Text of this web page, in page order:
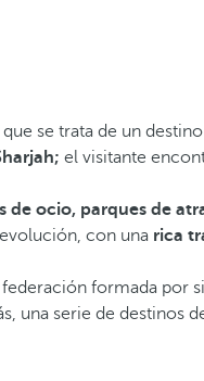
que se trata de un
el visitante
de ocio, parques de
con una rica
formada por
una serie de destinos